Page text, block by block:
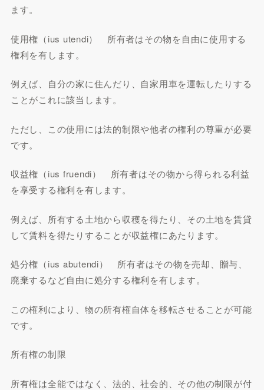
ます。
使用権（ius utendi） 所有者はその物を自由に使用する
権利を有します。
例えば、自分の家に住んだり、自家用車を運転したりする
ことがこれに該当します。
ただし、この使用には法的制限や他者の権利の尊重が必要
です。
収益権（ius fruendi） 所有者はその物から得られる利益
を享受する権利を有します。
例えば、所有する土地から収穫を得たり、その土地を賃貸
して賃料を得たりすることが収益権にあたります。
処分権（ius abutendi） 所有者はその物を売却、贈与、
廃棄するなど自由に処分する権利を有します。
この権利により、物の所有権自体を移転させることが可能
です。
所有権の制限
所有権は全能ではなく、法的、社会的、その他の制限が付